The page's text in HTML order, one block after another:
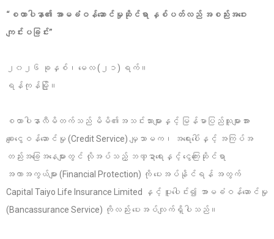
“စထာပါနာ၏ အာမခံဝန်ဆောင်မှုဆိုင်ရာ နှစ်ပတ်လည် အစည်းအဝေး
ကျင်းပခြင်း”
၂၀၂၆ ခုနှစ်၊ မေလ (၂၁) ရက်။
ရန်ကုန်မြို့။
စထာပါနာလီမိတက်သည် မိမိ၏အသင်းသားများနှင့် မြန်မာပြည်သူများအား
ချေးငွေဝန်ဆောင်မှု (Credit Service) မျှသာမက၊ အရေးပေါ်နှင့် အကြပ်အ
တည်းအခြေအနေများတွင် လိုအပ်သည့် ဘဏ္ဍာရေးနှင့် ငွေကြေးဆိုင်ရာ
အကာအကွယ်များ (Financial Protection) ကို ပေးအပ်နိုင်ရန် အတွက်
Capital Taiyo Life Insurance Limited နှင့် ပူးပေါင်း၍ အာမခံဝန်ဆောင်မှု
(Bancassurance Service) ကိုလည်း ပေးအပ်လျက်ရှိပါသည်။